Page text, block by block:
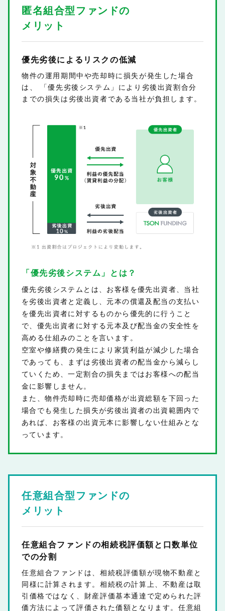
匿名組合型ファンドの
メリット
優先劣後によるリスクの低減
物件の運用期間中や売却時に損失が発生した場合
は、
「優先劣後システム」により劣後出資割合分
までの損失は劣後出資者である当社が負担します。
「優先劣後システム」とは？
優先劣後システムとは、お客様を優先出資者、当社
を劣後出資者と定義し、元本の償還及配当の支払い
を優先出資者に対するものから優先的に行うこと
で、優先出資者に対する元本及び配当金の安全性を
高める仕組みのことを言います。
空室や修繕費の発生により家賃利益が減少した場合
であっても、まずは劣後出資者の配当金から減らし
ていくため、一定割合の損失まではお客様への配当
金に影響しません。
また、物件売却時に売却価格が出資総額を下回った
場合でも発生した損失が劣後出資者の出資範囲内で
あれば、お客様の出資元本に影響しない仕組みとな
っています。
任意組合型ファンドの
メリット
任意組合ファンドの相続税評価額と口数単位
での分割
任意組合ファンドは、相続税評価額が現物不動産と
同様に計算されます。相続税の計算上、不動産は取
引価格ではなく、財産評価基本通達で定められた評
価方法によって評価された価額となります。任意組